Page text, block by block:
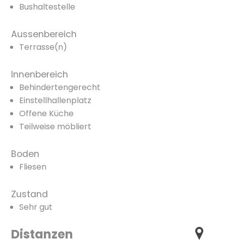
Bushaltestelle
Aussenbereich
Terrasse(n)
Innenbereich
Behindertengerecht
Einstellhallenplatz
Offene Küche
Teilweise möbliert
Boden
Fliesen
Zustand
Sehr gut
Distanzen